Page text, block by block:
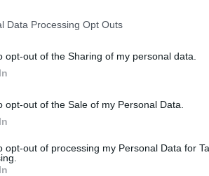
Data Processing Opt Outs
opt-out of the Sharing of my personal data.
opt-out of the Sale of my Personal Data.
opt-out of processing my Personal Data for
στο